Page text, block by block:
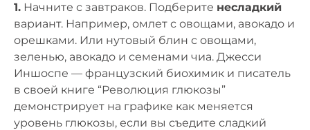
1. Начните с завтраков. Подберите несладкий
вариант. Например, омлет с овощами, авокадо и
орешками. Или нутовый блин с овощами,
зеленью, авокадо и семенами чиа. Джесси
Иншоспе — французский биохимик и писатель
в своей книге “Революция глюкозы”
демонстрирует на графике как меняется
уровень глюкозы, если вы съедите сладкий